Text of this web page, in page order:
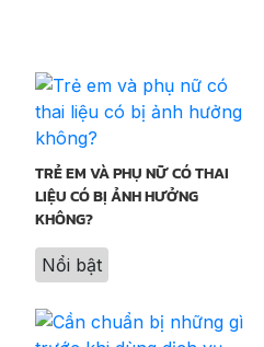
TRẺ EM VÀ PHỤ NỮ CÓ THAI
LIỆU CÓ BỊ ẢNH HƯỞNG
KHÔNG?
Nổi bật